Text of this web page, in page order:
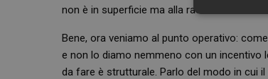
non è in superficie ma alla radice.
Bene, ora veniamo al punto operativo:
e non lo diamo nemmeno con un incentivo
da fare è strutturale. Parlo del modo in cui